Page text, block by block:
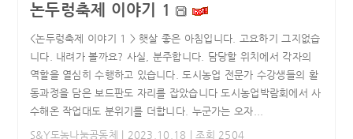
논두렁축제 이야기 1
<논두렁축제 이야기 1 > 햇살 좋은 아침입니다. 고요하기 그지없습
니다. 내려가 볼까요? 사실, 분주합니다. 담당할 위치에서 각자의
역할을 열심히 수행하고 있습니다. 도시농업 전문가 수강생들의 활
동과정을 담은 보드판도 자리를 잡았습니다 도시농업박람회에서 사
수해온 작업대도 분위기를 더합니다. 누군가는 오자...
S&Y도농나눔공동체
| 2023.10.18 | 조회 2504